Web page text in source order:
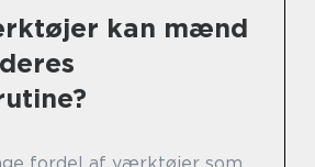
kan mænd